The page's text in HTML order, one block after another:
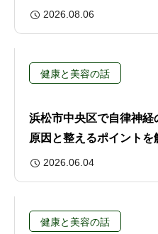
2026.08.06
健康と美容の話
浜松市中央区で自律神経
原因と整えるポイントを
2026.06.04
健康と美容の話